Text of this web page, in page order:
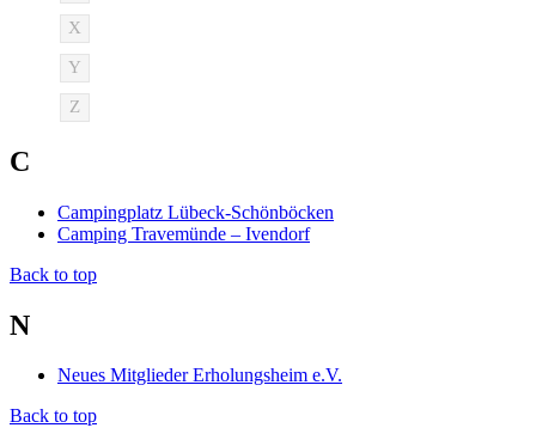
X
Y
Z
C
Campingplatz Lübeck-Schönböcken
Camping Travemünde – Ivendorf
Back to top
N
Neues Mitglieder Erholungsheim e.V.
Back to top